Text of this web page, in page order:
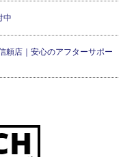
中
頼店｜安心のアフターサポー